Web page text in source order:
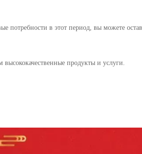
потребности в этот период, вы можете
продукты и услуги.